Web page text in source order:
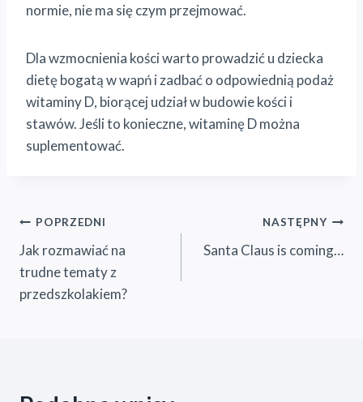
normie, nie ma się czym przejmować.
Dla wzmocnienia kości warto prowadzić u dziecka
dietę bogatą w wapń i zadbać o odpowiednią podaż
witaminy D, biorącej udział w budowie kości i
stawów. Jeśli to konieczne, witaminę D można
suplementować.
Nawigacja
wpisu
POPRZEDNI
Jak rozmawiać na
trudne tematy z
przedszkolakiem?
NASTĘPNY
Santa Claus is coming…